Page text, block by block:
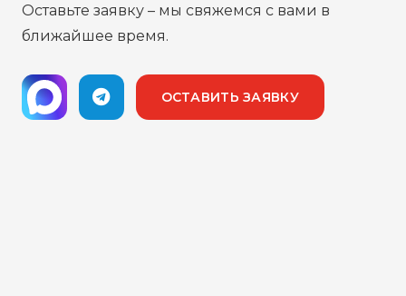
Оставьте заявку – мы свяжемся с вами в
ближайшее время.
ОСТАВИТЬ ЗАЯВКУ